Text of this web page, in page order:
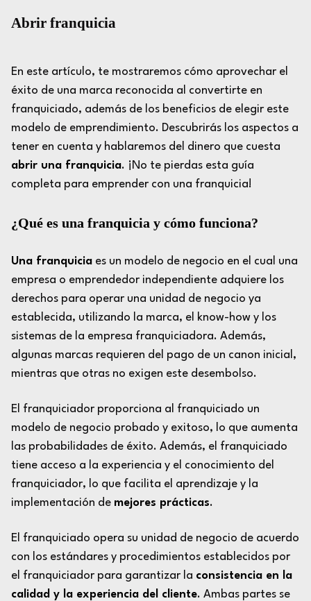
Abrir franquicia
En este artículo, te mostraremos cómo aprovechar el
éxito de una marca reconocida al convertirte en
franquiciado, además de los beneficios de elegir este
modelo de emprendimiento. Descubrirás los aspectos a
tener en cuenta y hablaremos del dinero que cuesta
abrir una franquicia. ¡No te pierdas esta guía
completa para emprender con una franquicia!
¿Qué es una franquicia y cómo funciona?
Una franquicia es un modelo de negocio en el cual una
empresa o emprendedor independiente adquiere los
derechos para operar una unidad de negocio ya
establecida, utilizando la marca, el know-how y los
sistemas de la empresa franquiciadora. Además,
algunas marcas requieren del pago de un canon inicial,
mientras que otras no exigen este desembolso.
El franquiciador proporciona al franquiciado un
modelo de negocio probado y exitoso, lo que aumenta
las probabilidades de éxito. Además, el franquiciado
tiene acceso a la experiencia y el conocimiento del
franquiciador, lo que facilita el aprendizaje y la
implementación de mejores prácticas.
El franquiciado opera su unidad de negocio de acuerdo
con los estándares y procedimientos establecidos por
el franquiciador para garantizar la consistencia en la
calidad y la experiencia del cliente. Ambas partes se